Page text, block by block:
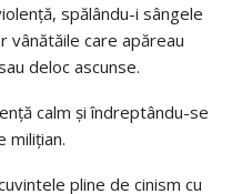
spălându-i sângele
vânătăile care apăreau
deloc ascunse.
calm şi îndreptându-se
miliţian.
pline de cinism cu